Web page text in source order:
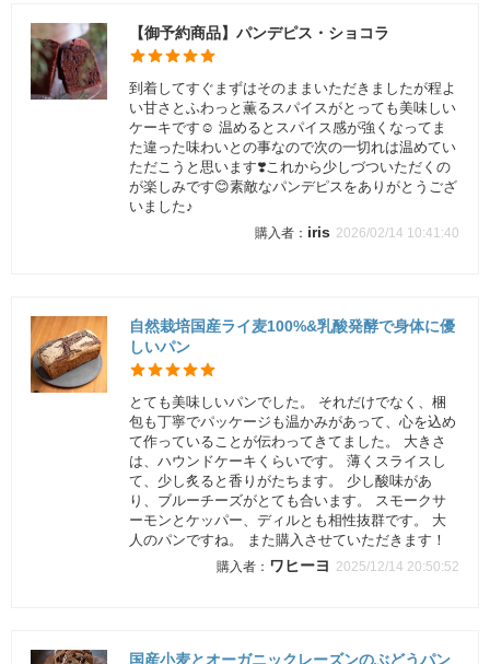
【御予約商品】パンデピス・ショコラ
到着してすぐまずはそのままいただきましたが程よ
い甘さとふわっと薫るスパイスがとっても美味しい
ケーキです☺️ 温めるとスパイス感が強くなってま
た違った味わいとの事なので次の一切れは温めてい
ただこうと思います❣️これから少しづついただくの
が楽しみです😊素敵なパンデピスをありがとうござ
いました♪
iris 2026/02/14 10:41:40
自然栽培国産ライ麦100%&乳酸発酵で身体に優
しいパン
とても美味しいパンでした。 それだけでなく、梱
包も丁寧でパッケージも温かみがあって、心を込め
て作っていることが伝わってきてました。 大きさ
は、ハウンドケーキくらいです。 薄くスライスし
て、少し炙ると香りがたちます。 少し酸味があ
り、ブルーチーズがとても合います。 スモークサ
ーモンとケッパー、ディルとも相性抜群です。 大
人のパンですね。 また購入させていただきます！
ワヒーヨ 2025/12/14 20:50:52
国産小麦とオーガニックレーズンのぶどうパン